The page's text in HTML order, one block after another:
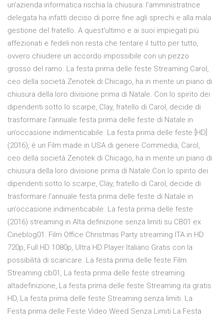
un'azienda informatica rischia la chiusura: l'amministratrice
delegata ha infatti deciso di porre fine agli sprechi e alla mala
gestione del fratello. A quest'ultimo e ai suoi impiegati più
affezionati e fedeli non resta che tentare il tutto per tutto,
ovvero chiudere un accordo impossibile con un pezzo
grosso del ramo. La festa prima delle feste Streaming Carol,
ceo della società Zenotek di Chicago, ha in mente un piano di
chiusura della loro divisione prima di Natale. Con lo spirito dei
dipendenti sotto lo scarpe, Clay, fratello di Carol, decide di
trasformare l’annuale festa prima delle feste di Natale in
un’occasione indimenticabile. La festa prima delle feste [HD]
(2016), è un Film made in USA di genere Commedia, Carol,
ceo della società Zenotek di Chicago, ha in mente un piano di
chiusura della loro divisione prima di Natale.Con lo spirito dei
dipendenti sotto lo scarpe, Clay, fratello di Carol, decide di
trasformare l'annuale festa prima delle feste di Natale in
un'occasione indimenticabile. La festa prima delle feste
(2016) streaming in Alta definizione senza limiti su CB01 ex
Cineblog01. Film Office Christmas Party streaming ITA in HD
720p, Full HD 1080p, Ultra HD Player Italiano Gratis con la
possibilità di scaricare. La festa prima delle feste Film
Streaming cb01, La festa prima delle feste streaming
altadefinizione, La festa prima delle feste Streaming ita gratis
HD, La festa prima delle feste Streaming senza limiti. La
Festa prima delle Feste Video Weed Senza Limiti La Festa